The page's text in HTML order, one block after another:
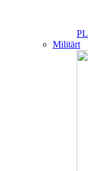
Militärt